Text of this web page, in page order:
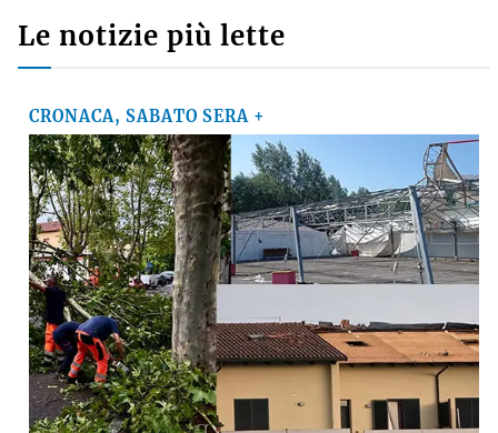
Le notizie più lette
CRONACA, SABATO SERA +